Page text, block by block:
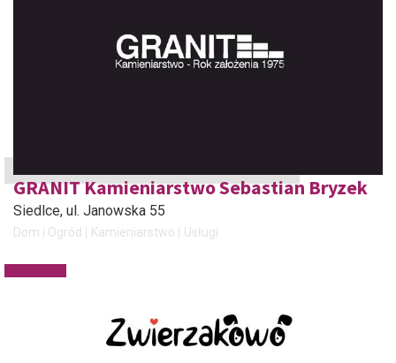
GRANIT Kamieniarstwo Sebastian Bryzek
Siedlce, ul. Janowska 55
Dom i Ogród Kamieniarstwo Usługi